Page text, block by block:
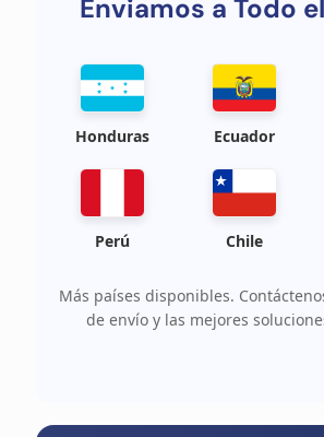
Enviamos a Todo
Honduras Ecuador
Perú Chile
Más países disponibles.
de envío y las mejores